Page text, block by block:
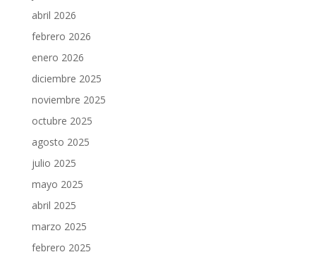
abril 2026
febrero 2026
enero 2026
diciembre 2025
noviembre 2025
octubre 2025
agosto 2025
julio 2025
mayo 2025
abril 2025
marzo 2025
febrero 2025